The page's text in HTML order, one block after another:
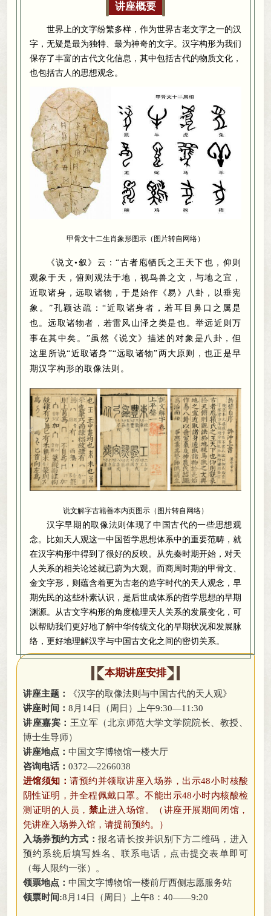
讲座概要
世界上的文字纷繁多样 ， 作为世界古老文字之一的汉
字，无疑是最为独特、最为神奇的文字。 汉字构形为我们
保存了丰富的古代文化信息，其中包括古代的物质文化 ，
也包括古人的思想观念。
甲骨文十二生肖象形图示（图片转自网络）
《说文•叙》云：“古者庖牺氏之王天下也 ， 仰则
观象于天，俯则观法于地 ， 视鸟兽之文，与地之宜 ，
近取诸身，远取诸物 ，于是始作《易》八卦，以垂宪
象 。 ”孔颖达疏：“近取诸身者，若耳目鼻口之属是
也。远取诸物者，若雷风山泽之类是也。举远近则万
事在其中矣。”虽然《说文》描述的对象是八卦 ，但
这里所说“近取诸身”“远取诸物”两大原则，也正是早
期汉字构形的取像法则 。
说文解字古籍善本内页图示（图片转自网络）
汉字早期的取像法则体现了中国古代的一些思想观
念。
比如天人观这一中国哲学思想体系中的重要范畴，就
在汉字构形中得到了很好的反映。
从先秦时期开始，对天
人关系的相关论述就已蔚为大观。 而商周时期的甲骨文、
金文字形，则蕴含着更为古老的造字时代的天人观念 ， 早
期先民的这些朴素认识，是后世成体系的哲学思想的早期
渊源。
从古文字构形的角度梳理天人关系的发展变化，可
以帮助我们更好地了解中华传统文化的早期状况和发展脉
络 ， 更好地理解汉字与中国古文化之间的密切关系。
本期讲座安排
讲座主题：
《汉字的取像法则与中国古代的天人观》
讲座时间： 8月14日（周日）上午9:30—11:30
讲座嘉宾： 王立军（北京师范大学文学院院长、教授、
博士生导师）
讲座地点： 中国文字博物馆一楼大厅
咨询电话： 0372—2266038
进馆须知：请预约并领取讲座入场券 ， 出示48小时核酸
阴性证明，并全程佩戴口罩。不能出示48小时内核酸检
测证明的人员， 禁止进入场馆。
（讲座开展期间闭馆，
凭讲座入场券入馆 ， 请提前预约。）
入场券预约方式：报名请长按并识别下方二维码 ， 进入
预约系统后填写姓名、联系电话，点击提交表单即可
（每人限约一张）
。
领票地点： 中国文字博物馆一楼前厅西侧志愿服务站
领票时间:8月14日（周日）上午8：40——9:20